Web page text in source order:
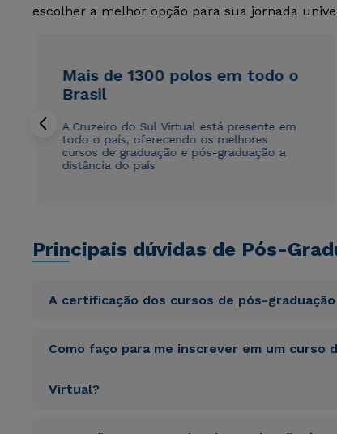
escolher a melhor opção para sua jornada
Mais de 1300 polos em todo o
Brasil
A Cruzeiro do Sul Virtual está presente em
todo o país, oferecendo os melhores
cursos de graduação e pós-graduação a
distância do país
Principais dúvidas de Pós-
A certificação dos cursos de pós-
totam rem aperiam, eaque ipsa quae ab illo
consequuntur magni dolores eos qui ratione
Como faço para me inscrever em um curso
Virtual?